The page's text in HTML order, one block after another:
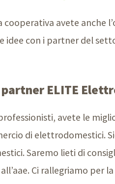
cooperativa avete anche
idee con i partner del
ELITE
avete le
di elettrodomestici.
Saremo lieti di
Ci rallegriamo per